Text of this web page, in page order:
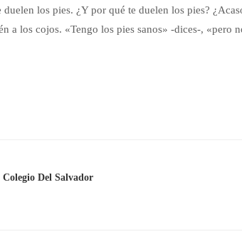
los pies. ¿Y por qué te duelen los pies?
a los cojos. «Tengo los pies sanos» -dices-,
Del Salvador